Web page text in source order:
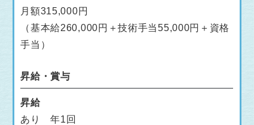
月額315,000円
（基本給260,000円＋技術手当55,000円＋資格
手当）
昇給・賞与
昇給
あり 年1回